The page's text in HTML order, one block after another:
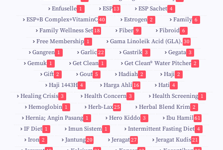
Enfuselle 1 ESP 13
ESP Sachet 4
ESP+B Complex+VitaminC 40 Estrogen 2 Family 6
Family Wellness Set 18 Fiber 9 Fibroid 6
Free Membership 1 Gama Linoleik Acid (GLA). 30
Gangren 1 Garlic22 Gastrik 3 Gegata 3
Gemuk 1 Get Clean 1 Get Clean® Water Pitcher 2
Gift 2 Gout 5 Hadiah 2 Haji 2
Haji 1443H 4 Harga Ahli 16 Hati 4
Healing Crisis 3 Health Concern 3 Health Screening 1
Hemoglobin 1 Herb-Lax25 Herbal Blend Krim 2
Hernia; Angin Pasang 1 Hero Kiddo 3 Ibu Hamil61
IF Diet 1 Imun Sistem 1 Intermittent Fasting Diet 4
Iron 2 Jantung20 Jeragat27 Jeragat Kudis21